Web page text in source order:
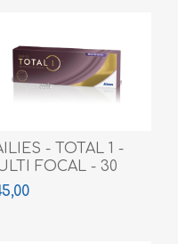
- TOTAL 1 -
FOCAL - 30